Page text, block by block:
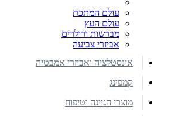
עולם המתכת
עולם העץ
מברשות ורולרים
אביזרי צביעה
אינסטלציה ואביזרי אמבטיה
קמפינג
מוצרי הגיינה וטיפוח